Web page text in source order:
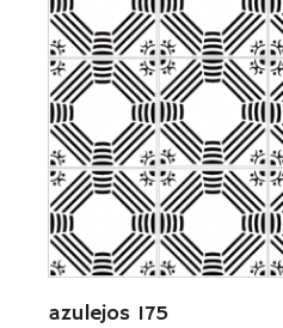
azulejos 175